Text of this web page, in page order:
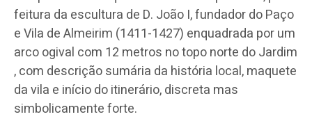
feitura da escultura de D. João I, fundador do Paço
e Vila de Almeirim (1411-1427) enquadrada por um
arco ogival com 12 metros no topo norte do Jardim
, com descrição sumária da história local, maquete
da vila e início do itinerário, discreta mas
simbolicamente forte.